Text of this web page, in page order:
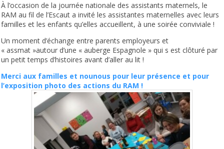
À l’occasion de la journée nationale des assistants maternels, le
RAM au fil de l’Escaut a invité les assistantes maternelles avec leurs
familles et les enfants qu’elles accueillent, à une soirée conviviale !
Un moment d’échange entre parents employeurs et
« assmat »autour d’une « auberge Espagnole » qui s est clôturé par
un petit temps d’histoires avant d’aller au lit !
Merci aux familles et nounous pour leur présence et pour
l’exposition photo des actions du RAM !